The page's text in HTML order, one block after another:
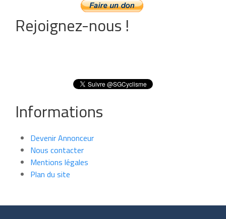
Rejoignez-nous !
Informations
Devenir Annonceur
Nous contacter
Mentions légales
Plan du site